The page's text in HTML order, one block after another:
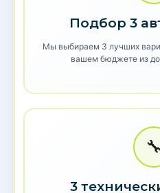
Подбор 3
Мы выбираем 3 лучших
вашем бюджете из
🔧
3